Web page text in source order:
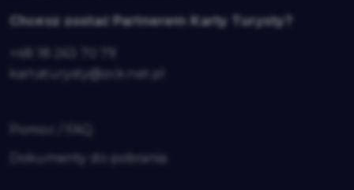
Chcesz zostać Partnerem Karty Turysty?
kartaturysty@zck.net.pl
Dokumenty do pobrania